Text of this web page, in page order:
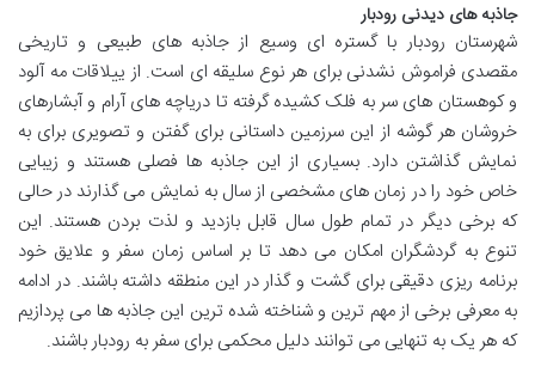
جاذبه های دیدنی رودبار
شهرستان رودبار با گستره ای وسیع از جاذبه های طبیعی و تاریخی
مقصدی فراموش نشدنی برای هر نوع سلیقه ای است. از ییلاقات مه آلود
و کوهستان های سر به فلک کشیده گرفته تا دریاچه های آرام و آبشارهای
خروشان هر گوشه از این سرزمین داستانی برای گفتن و تصویری برای به
نمایش گذاشتن دارد. بسیاری از این جاذبه ها فصلی هستند و زیبایی
خاص خود را در زمان های مشخصی از سال به نمایش می گذارند در حالی
که برخی دیگر در تمام طول سال قابل بازدید و لذت بردن هستند. این
تنوع به گردشگران امکان می دهد تا بر اساس زمان سفر و علایق خود
برنامه ریزی دقیقی برای گشت و گذار در این منطقه داشته باشند. در ادامه
به معرفی برخی از مهم ترین و شناخته شده ترین این جاذبه ها می پردازیم
که هر یک به تنهایی می توانند دلیل محکمی برای سفر به رودبار باشند.